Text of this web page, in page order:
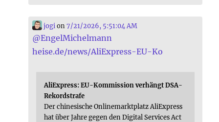
jogion7/21/2026, 5:51:04 AM
@EngelMichelmann
heise.de/news/AliExpress-EU-Ko
AliExpress: EU-Kommission verhängt DSA-
Rekordstrafe
Der chinesische Onlinemarktplatz AliExpress
hat über Jahre gegen den Digital Services Act